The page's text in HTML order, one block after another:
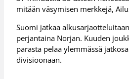
mitään väsymisen merkkejä,
Suomi jatkaa
perjantaina Norjan. Kuuden
parasta pelaa ylemmässä
divisioonaan.